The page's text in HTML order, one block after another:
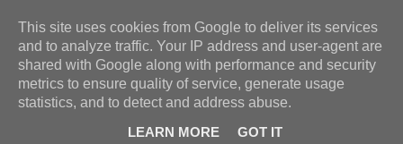
Ιερόσυλοι έκλεψαν τάματα από Ιερό Ναό στις Σέρρες
ΚΕΝΤΡΙΚΗ ΑΝΑ ΚΑΤΗΓΟΡΙΑ
ΕΙΔΗΣΕΙΣ ΑΝΑ ΠΕΡΙΟΧΗ
ΠΡΟΣΦΑΤΑ ΝΕΑ
This site uses cookies from Google to deliver its services
and to analyze traffic. Your IP address and user-agent are
shared with Google along with performance and security
metrics to ensure quality of service, generate usage
statistics, and to detect and address abuse.
LEARN MORE
GOT IT